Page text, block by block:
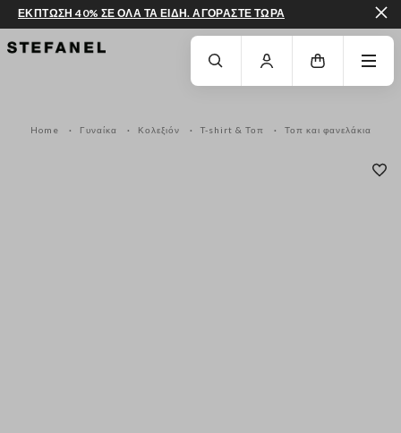
ΜΕΤΆΒΑΣΗ ΣΤΟ ΚΎΡΙΟ ΠΕΡΙΕΧΌΜΕΝΟΚΑΤΕΒΕΊΤΕ ΣΤΟ ΚΆΤΩ ΜΈΡΟΣ
ΕΚΠΤΩΣΗ 40% ΣΕ ΟΛΑ ΤΑ ΕΙΔΗ. ΑΓΟΡΑΣΤΕ ΤΩΡΑ
Home Γυναίκα Κολεξιόν T-shirt & Τοπ Τοπ και φανελάκια